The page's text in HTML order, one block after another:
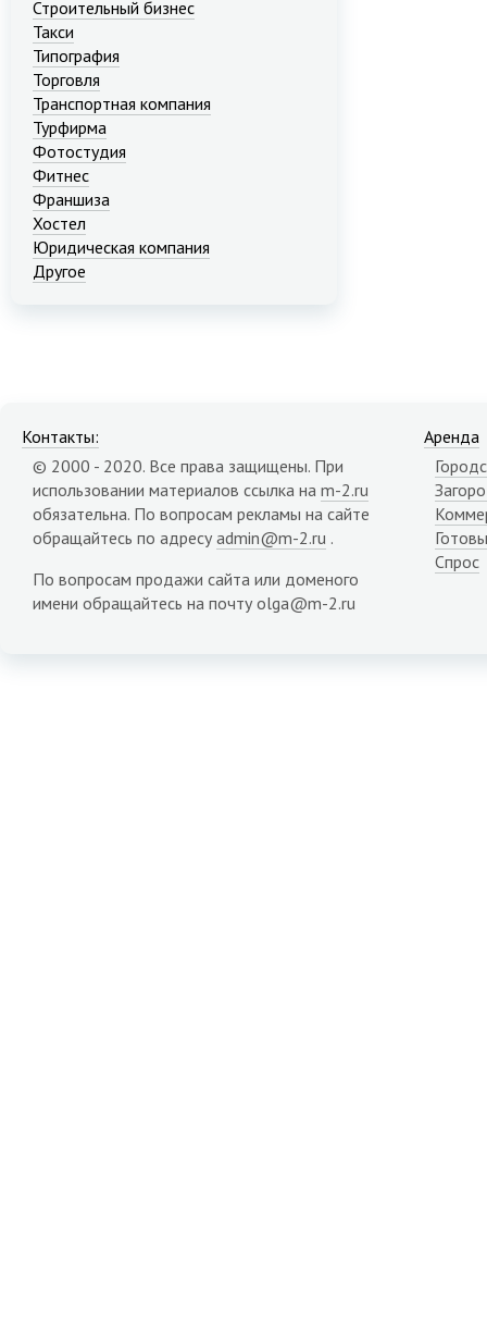
Строительный бизнес
Такси
Типография
Торговля
Транспортная компания
Турфирма
Фотостудия
Фитнес
Франшиза
Хостел
Юридическая компания
Другое
Контакты:
© 2000 - 2020. Все права защищены. При
использовании материалов ссылка на m-2.ru
обязательна. По вопросам рекламы на сайте
обращайтесь по адресу admin@m-2.ru .
По вопросам продажи сайта или доменого
имени обращайтесь на почту olga@m-2.ru
Аренда
Спрос